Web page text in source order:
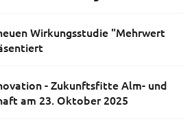
Wirkungsstudie "Mehrwert
- Zukunftsfitte Alm- und
am 23. Oktober 2025